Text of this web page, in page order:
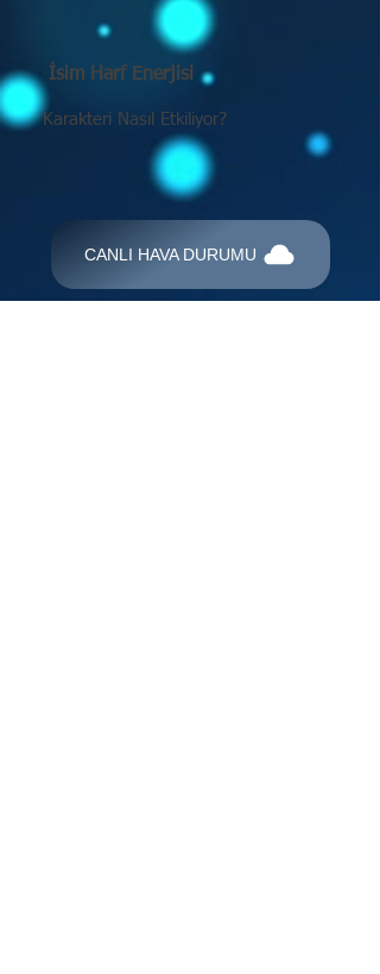
İsim Harf Enerjisi
Karakteri Nasıl Etkiliyor?
CANLI HAVA DURUMU